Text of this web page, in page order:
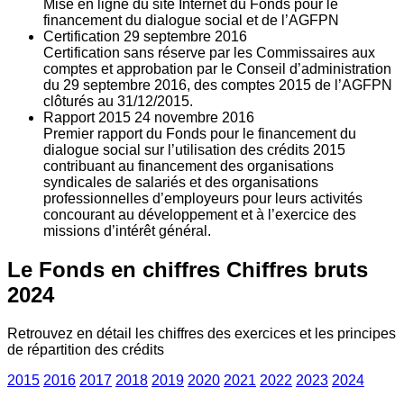
Mise en ligne du site Internet du Fonds pour le
financement du dialogue social et de l’AGFPN
Certification 29 septembre 2016
Certification sans réserve par les Commissaires aux
comptes et approbation par le Conseil d’administration
du 29 septembre 2016, des comptes 2015 de l’AGFPN
clôturés au 31/12/2015.
Rapport 2015 24 novembre 2016
Premier rapport du Fonds pour le financement du
dialogue social sur l’utilisation des crédits 2015
contribuant au financement des organisations
syndicales de salariés et des organisations
professionnelles d’employeurs pour leurs activités
concourant au développement et à l’exercice des
missions d’intérêt général.
Le Fonds en chiffres Chiffres bruts
2024
Retrouvez en détail les chiffres des exercices et les principes
de répartition des crédits
2015 2016 2017 2018 2019 2020 2021 2022 2023 2024